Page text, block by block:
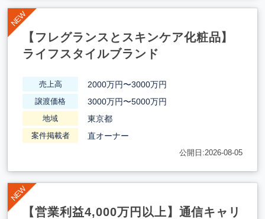
【フレグランスとスキンケア化粧品】
ライフスタイルブランド
売上高 2000万円〜3000万円
譲渡価格 3000万円〜5000万円
地域 東京都
案件掲載者 直オーナー
公開日:2026-08-05
【営業利益4,000万円以上】通信キャリ